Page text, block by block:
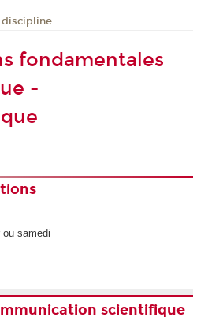
discipline
fondamentales
-
ou samedi
scientifique